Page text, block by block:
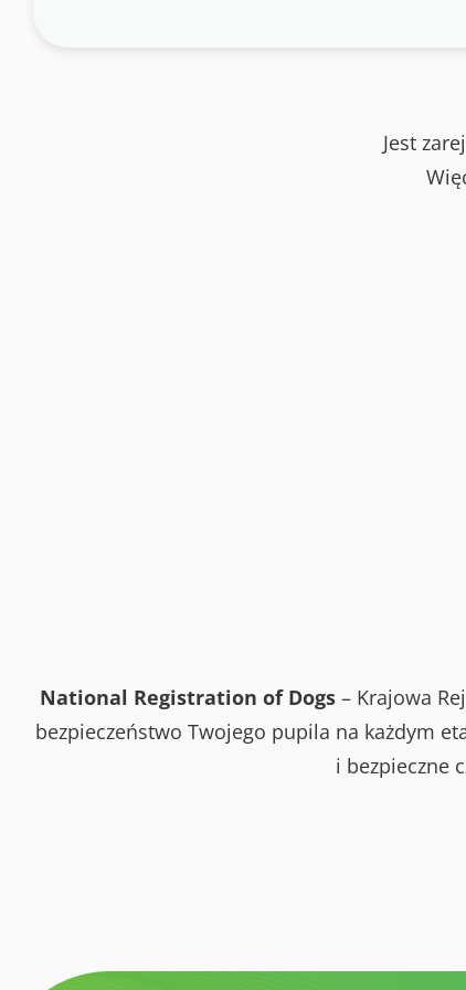
Jest
National Registration of Dogs – Krajowa
bezpieczeństwo Twojego pupila na każdym
i bezpieczne